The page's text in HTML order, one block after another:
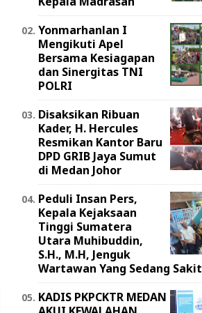
Yonmarhanlan I
Mengikuti Apel
Bersama Kesiagapan
dan Sinergitas TNI
POLRI
Disaksikan Ribuan
Kader, H. Hercules
Resmikan Kantor Baru
DPD GRIB Jaya Sumut
di Medan Johor
Peduli Insan Pers,
Kepala Kejaksaan
Tinggi Sumatera
Utara Muhibuddin,
S.H., M.H, Jenguk
Wartawan Yang Sedang Sakit
KADIS PKPCKTR MEDAN